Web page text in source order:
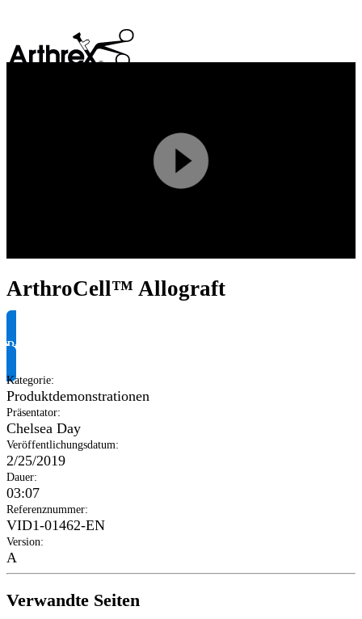
Play
Video
ArthroCell™ Allograft
Produktinformationen anfragen
Kategorie:
Produktdemonstrationen
Präsentator:
Chelsea Day
Veröffentlichungsdatum:
2/25/2019
Dauer:
03:07
Referenznummer:
VID1-01462-EN
Version:
A
Verwandte Seiten